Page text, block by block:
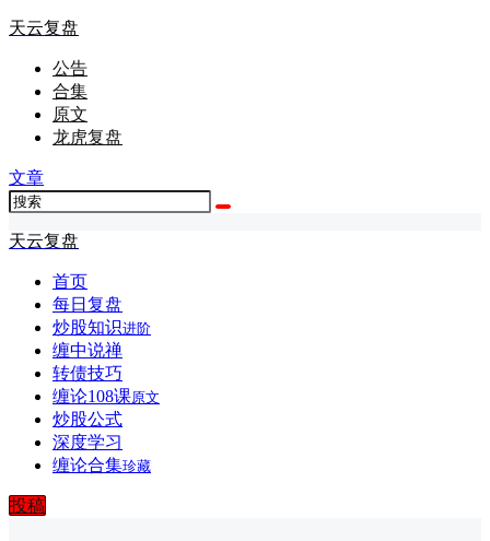
天云复盘
公告
合集
原文
龙虎复盘
文章
天云复盘
首页
每日复盘
炒股知识进阶
缠中说禅
转债技巧
缠论108课原文
炒股公式
深度学习
缠论合集珍藏
投稿